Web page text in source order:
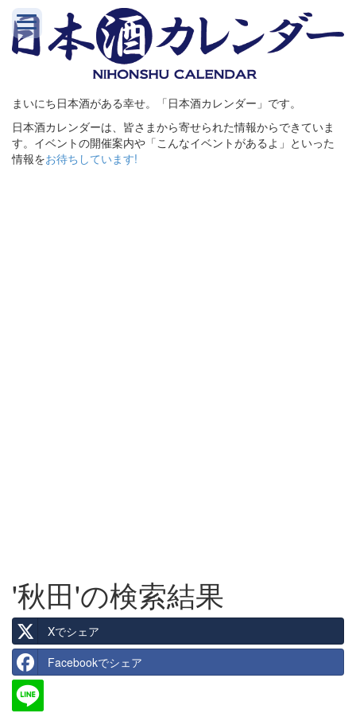
まいにち日本酒がある幸せ。「日本酒カレンダー」です。
日本酒カレンダーは、皆さまから寄せられた情報からできていま
す。イベントの開催案内や「こんなイベントがあるよ」といった
情報をお待ちしています!
'秋田'の検索結果
Xでシェア
Facebookでシェア